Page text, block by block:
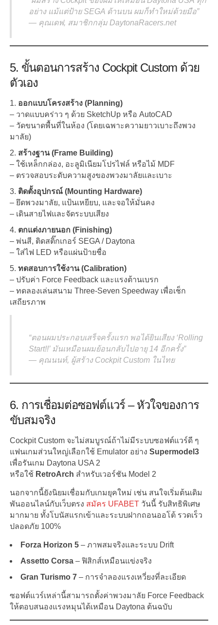
อย่าง แม้แต่ป้าย SEGA ด้านบน ผมก็ทำใหม่ด้วยมือ”
— คุณเดฟ, สมาชิกกลุ่ม DaytonaRacers.net
5. ขั้นตอนการสร้าง Cockpit Custom ด้วย
ตัวเอง
ออกแบบโครงสร้าง (Planning)
– วาดแบบคร่าว ๆ ด้วย SketchUp หรือ AutoCAD
– วัดขนาดพื้นที่ในห้อง (โดยเฉพาะความยาวเบาะถึงพวง
มาลัย)
สร้างฐาน (Frame Building)
– ใช้เหล็กกล่อง, อะลูมิเนียมโปรไฟล์ หรือไม้ MDF
– ตรวจสอบระดับความสูงของพวงมาลัยและเบาะ
ติดตั้งอุปกรณ์ (Mounting Hardware)
– ยึดพวงมาลัย, แป้นเหยียบ, และจอให้มั่นคง
– เดินสายไฟและจัดระบบเสียง
ตกแต่งภายนอก (Finishing)
– พ่นสี, ติดสติ๊กเกอร์ SEGA / Daytona
– ใส่ไฟ LED หรือแผ่นป้ายชื่อ
ทดสอบการใช้งาน (Calibration)
– ปรับค่า Force Feedback และแรงต้านเบรก
– ทดลองเล่นสนาม Three-Seven Speedway เพื่อเช็ก
เสถียรภาพ
“ตอนผมประกอบเสร็จครั้งแรก พอได้ยินเสียง ‘Rolling
Start!!’ มันเหมือนผมย้อนกลับไปอายุ 14 อีกครั้ง”
— คุณนนท์, ผู้สร้าง Cockpit Custom ในไทย
6. การเชื่อมต่อซอฟต์แวร์ – หัวใจของการ
ขับสมจริง
Cockpit Custom จะไม่สมบูรณ์ถ้าไม่มีระบบซอฟต์แวร์ดี ๆ
แฟนเกมส่วนใหญ่เลือกใช้ Emulator อย่าง Supermodel3
เพื่อรันเกม Daytona USA 2
หรือใช้ RetroArch สำหรับเวอร์ชัน Model 2
นอกจากนี้ยังนิยมเชื่อมกับเกมยุคใหม่ เช่น สนใจเริ่มต้นเดิม
พันออนไลน์กับเว็บตรง สมัคร UFABET วันนี้ รับสิทธิพิเศษ
มากมาย ทั้งโบนัสแรกเข้าและระบบฝากถอนออโต้ รวดเร็ว
ปลอดภัย 100%
Forza Horizon 5 – ภาพสมจริงและระบบ Drift
Assetto Corsa – ฟิสิกส์เหมือนแข่งจริง
Gran Turismo 7 – การจำลองแรงเหวี่ยงที่ละเอียด
ซอฟต์แวร์เหล่านี้สามารถตั้งค่าพวงมาลัย Force Feedback
ให้ตอบสนองแรงหมุนได้เหมือน Daytona ต้นฉบับ